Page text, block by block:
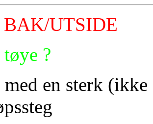
BAK/UTSIDE
?
en sterk